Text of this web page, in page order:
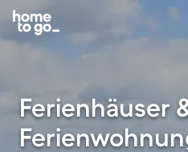
Ferienhäuser